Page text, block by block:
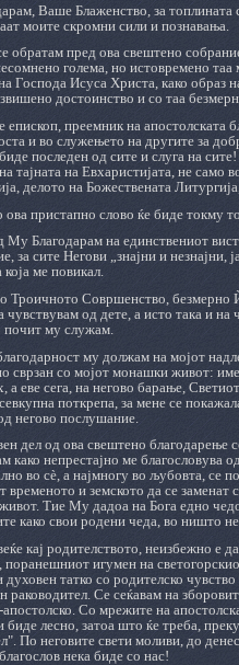
Ваше Блаженство, за топлината
моите скромни сили и познавања.
обратам пред ова свештено
голема, но истовремено
Господа Исуса Христа, како образ
достоинство и со таа
епископ, преемник на апостолската
и во служењето на другите за
последен од сите и слуга на
тајната на Евхаристијата, не само
делото на Божествената
пристапно слово ќе биде токму
Му Благодарам на единствениот
за сите Негови „знајни и
ме повикал.
Троичното Совршенство, безмерно
чувствувам од дете, а исто така и
почит му служам.
му должам на мојот
сврзан со мојот монашки живот:
а еве сега, на негово барање,
поткрепа, за мене се
негово послушание.
дел од ова свештено благодарење
како непрестајно ме благословува
во сè, а најмногу во љубовта, се
временото и земското да се заменат
Тие Му дадоа на Бога едно
како свои родени чеда, во ништо не
кај родителството, неизбежно е
поранешниот игумен на
духовен татко со родителско
раководител. Се сеќавам на
Со мрежите на
биде лесно, затоа што ќе треба,
По неговите свети моливи, до
нека биде со нас!